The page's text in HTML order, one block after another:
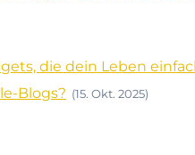
die dein Leben
Blogs? (15. Okt. 2025)